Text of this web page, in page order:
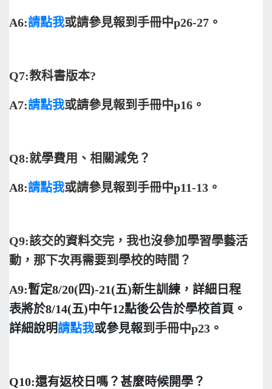
A6:請點我或請參見報到手冊中p26-27。
Q7:教科書版本?
A7:請點我或請參見報到手冊中p16。
Q8:就學費用、相關減免？
A8:請點我或請參見報到手冊中p11-13。
Q9:該交的資料交完，我也沒參加學習學藝活
動，那下次再需要到學校的時間？
A9:暫定8/20(四)-21(五)新生訓練，詳細日程
表將於8/14(五)中午12點後公告於學校首頁。
詳細說明請點我或參見報到手冊中p23。
Q10:還有返校日嗎？甚麼時候開學？